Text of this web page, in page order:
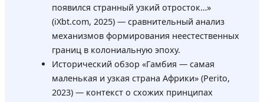
появился странный узкий отросток…»
(iXbt.com, 2025) — сравнительный анализ
механизмов формирования неестественных
границ в колониальную эпоху.
Исторический обзор «Гамбия — самая
маленькая и узкая страна Африки» (Perito,
2023) — контекст о схожих принципах